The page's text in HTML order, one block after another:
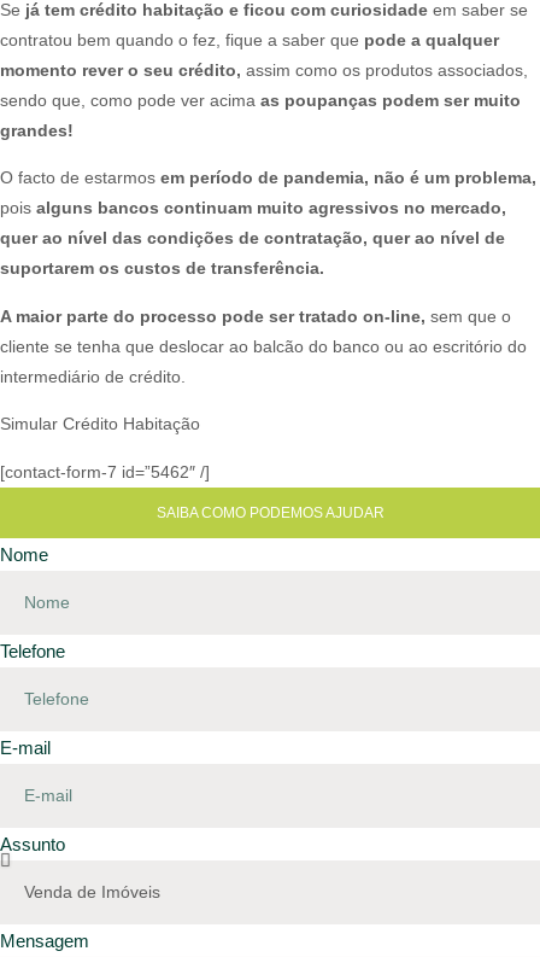
Se já tem crédito habitação e ficou com curiosidade em saber se
contratou bem quando o fez, fique a saber que pode a qualquer
momento rever o seu crédito, assim como os produtos associados,
sendo que, como pode ver acima as poupanças podem ser muito
grandes!
O facto de estarmos em período de pandemia, não é um problema,
pois alguns bancos continuam muito agressivos no mercado,
quer ao nível das condições de contratação, quer ao nível de
suportarem os custos de transferência.
A maior parte do processo pode ser tratado on-line, sem que o
cliente se tenha que deslocar ao balcão do banco ou ao escritório do
intermediário de crédito.
Simular Crédito Habitação
[contact-form-7 id=”5462″ /]
SAIBA COMO PODEMOS AJUDAR
Nome
Telefone
E-mail
Assunto
Mensagem